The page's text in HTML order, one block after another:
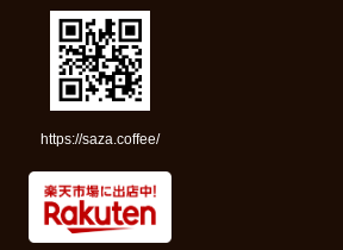
https://saza.coffee/